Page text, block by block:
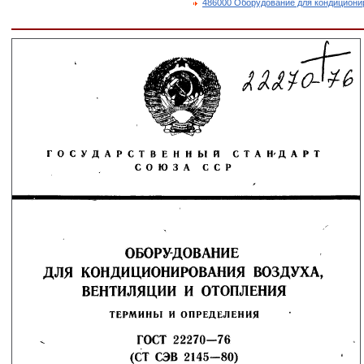
486000 Оборудование для